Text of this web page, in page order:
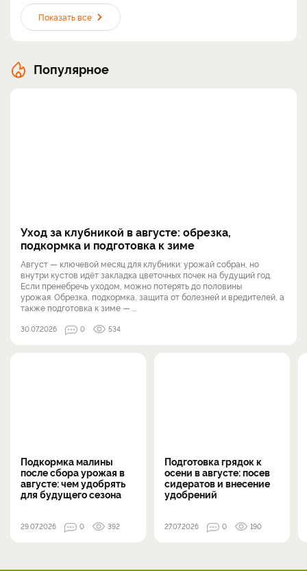
Показать все
Популярное
Уход за клубникой в августе: обрезка,
подкормка и подготовка к зиме
Август — ключевой месяц для клубники: урожай собран, но
внутри кустов идёт закладка цветочных почек на будущий год.
Если пренебречь уходом, можно потерять до половины
урожая. Обрезка, подкормка, защита от болезней и вредителей, а
также подготовка к зиме — ...
30.07.2026 0 534
Подкормка малины
после сбора урожая в
августе: чем удобрять
для будущего сезона
29.07.2026 0 392
Подготовка грядок к
осени в августе: посев
сидератов и внесение
удобрений
27.07.2026 0 190